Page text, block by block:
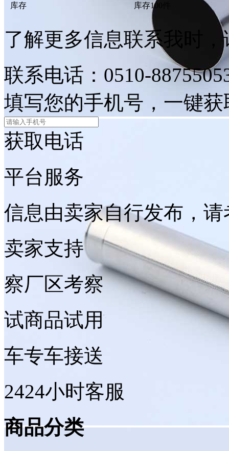
库存 库存100
了解更多信息联系我时
联系电话： 0510-
填写您的手机号 ，一键
获取电话
平台服务
信息由卖家自行发布，
卖家支持
察厂区考察
试商品试用
车专车接送
2424小时客服
商品分类